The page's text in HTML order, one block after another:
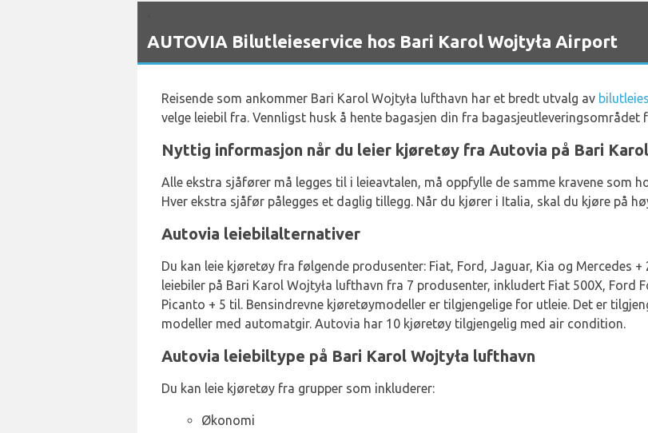
AUTOVIA Bilutleieservice hos Bari Karol Wojtyła Airport
Reisende som ankommer Bari Karol Wojtyła lufthavn har et bredt utvalg av
velge leiebil fra. Vennligst husk å hente bagasjen din fra
Nyttig informasjon når du leier kjøretøy fra Autovia på Bari
Alle ekstra sjåfører må legges til i leieavtalen, må oppfylle de samme kravene som
Hver ekstra sjåfør pålegges et daglig tillegg. Når du kjører i Italia, skal du kjøre på
Autovia leiebilalternativer
Du kan leie kjøretøy fra følgende produsenter: Fiat, Ford, Jaguar, Kia og Mercedes
leiebiler på Bari Karol Wojtyła lufthavn fra 7 produsenter, inkludert Fiat 500X, Ford
Picanto + 5 til. Bensindrevne kjøretøymodeller er tilgjengelige for utleie. Det er
modeller med automatgir. Autovia har 10 kjøretøy tilgjengelig med air condition.
Autovia leiebiltype på Bari Karol Wojtyła lufthavn
Du kan leie kjøretøy fra grupper som inkluderer:
Økonomi